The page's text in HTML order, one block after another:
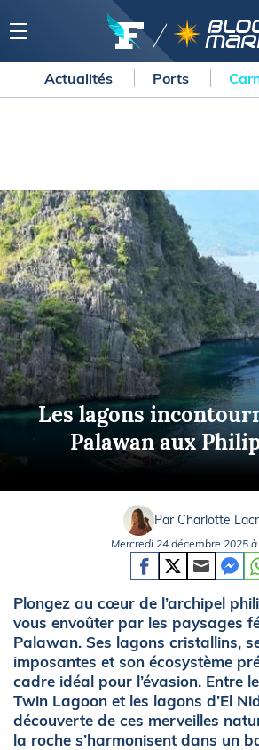
Actualités Ports
Les lagons
Palawan aux
Par Charlotte
Mercredi 24 décembre 2025
Plongez au cœur de l’archipel
vous envoûter par les paysages
Palawan. Ses lagons cristallins,
imposantes et son écosystème
cadre idéal pour l’évasion. Entre
Twin Lagoon et les lagons d’El
découverte de ces merveilles
la roche s’harmonisent dans un